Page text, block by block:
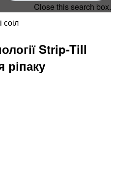
Close this search box.
Strip­-Till